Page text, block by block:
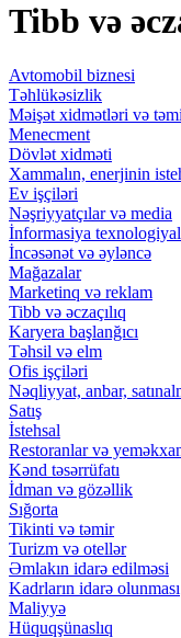
Tibb və
Avtomobil biznesi
Təhlükəsizlik
Məişət xidmətləri və
Menecment
Dövlət xidməti
Xammalın, enerjinin
Ev işçiləri
Nəşriyyatçılar və media
İnformasiya
İncəsənət və əyləncə
Mağazalar
Marketinq və reklam
Tibb və əczaçılıq
Karyera başlanğıcı
Təhsil və elm
Ofis işçiləri
Nəqliyyat, anbar,
Satış
İstehsal
Restoranlar və
Kənd təsərrüfatı
İdman və gözəllik
Sığorta
Tikinti və təmir
Turizm və otellər
Əmlakın idarə edilməsi
Kadrların idarə olunması
Maliyyə
Hüquqşünaslıq